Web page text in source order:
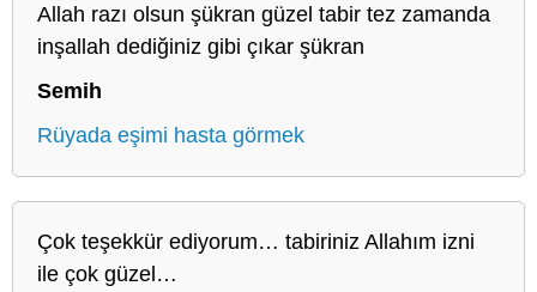
Allah razı olsun şükran güzel tabir tez zamanda
inşallah dediğiniz gibi çıkar şükran
Semih
Rüyada eşimi hasta görmek
Çok teşekkür ediyorum… tabiriniz Allahım izni
ile çok güzel…